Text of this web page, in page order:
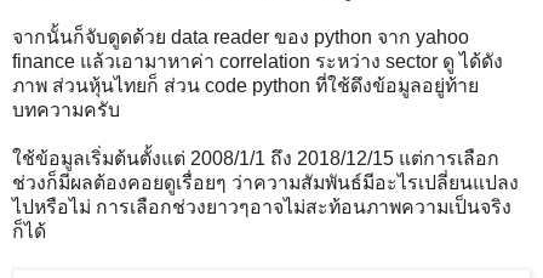
จากนั้นก็จับดูดด้วย data reader ของ python จาก yahoo
finance แล้วเอามาหาค่า correlation ระหว่าง sector ดู ได้ดัง
ภาพ ส่วนหุ้นไทยก็ ส่วน code python ที่ใช้ดึงข้อมูลอยู่ท้าย
บทความครับ
ใช้ข้อมูลเริ่มต้นตั้งแต่ 2008/1/1 ถึง 2018/12/15 แต่การเลือก
ช่วงก็มีผลต้องคอยดูเรื่อยๆ ว่าความสัมพันธ์มีอะไรเปลี่ยนแปลง
ไปหรือไม่ การเลือกช่วงยาวๆอาจไม่สะท้อนภาพความเป็นจริง
ก็ได้